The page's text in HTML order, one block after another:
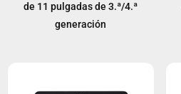
de 11 pulgadas de 3.ª/4.ª
generación